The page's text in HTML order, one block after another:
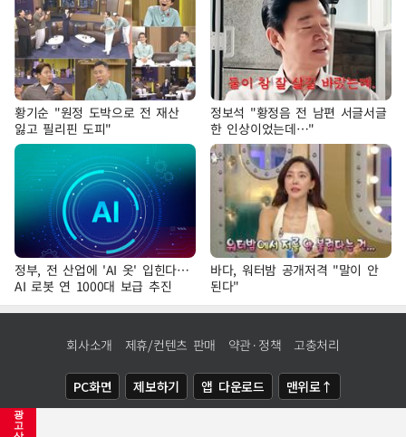
광
고
황기순 "원정 도박으로 전 재산
잃고 필리핀 도피"
정보석 "황정음 전 남편 서글서글
한 인상이었는데…"
정부, 전 산업에 'AI 옷' 입힌다…
AI 로봇 연 1000대 보급 추진
바다, 워터밤 공개저격 "말이 안
된다"
회사소개 제휴/컨텐츠 판매 약관·정책 고충처리
PC화면 제보하기 앱 다운로드 맨위로↑